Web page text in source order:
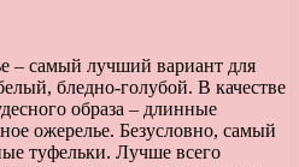
– самый лучший вариант для
бледно-голубой. В качестве
образа – длинные
ожерелье. Безусловно, самый
туфельки. Лучше всего